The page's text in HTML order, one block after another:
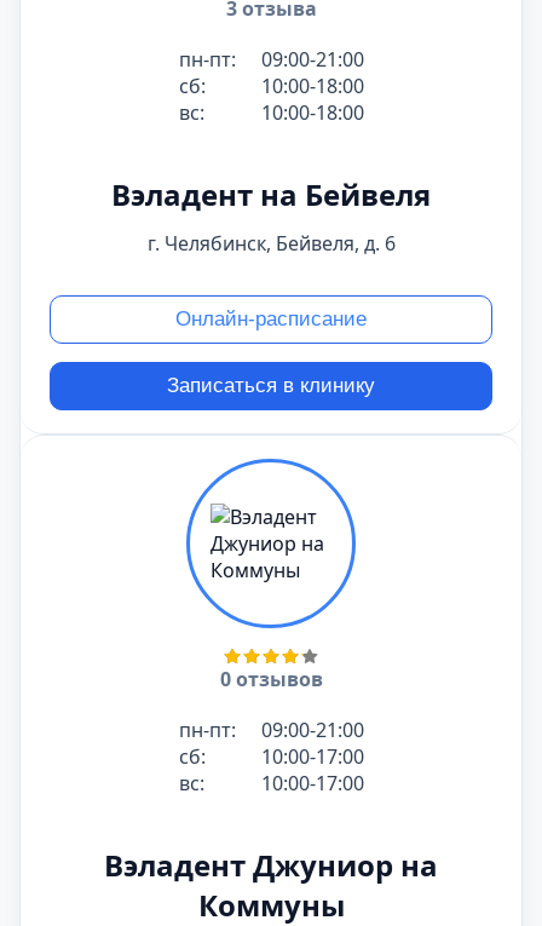
3 отзыва
пн-пт:
09:00-21:00
сб:
10:00-18:00
вс:
10:00-18:00
Вэладент на Бейвеля
г. Челябинск, Бейвеля, д. 6
Онлайн-расписание
Записаться в клинику
0 отзывов
пн-пт:
09:00-21:00
сб:
10:00-17:00
вс:
10:00-17:00
Вэладент Джуниор на
Коммуны